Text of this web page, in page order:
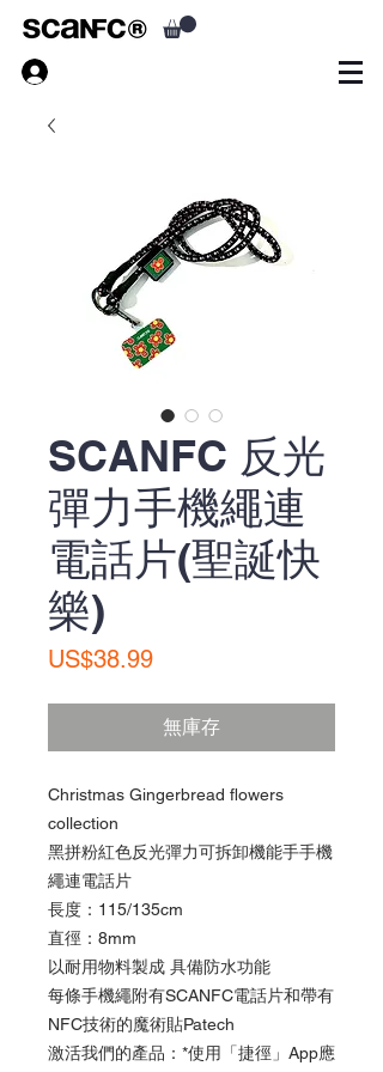
SCANFC 反光
彈力手機繩連
電話片(聖誕快
樂)
US$38.99價
無庫存
Christmas Gingerbread flowers
collection
黑拼粉紅色反光彈力可拆卸機能手手機
繩連電話片
長度：115/135cm
直徑：8mm
以耐用物料製成 具備防水功能
每條手機繩附有SCANFC電話片和帶有
NFC技術的魔術貼Patech
激活我們的產品：*使用「捷徑」App應